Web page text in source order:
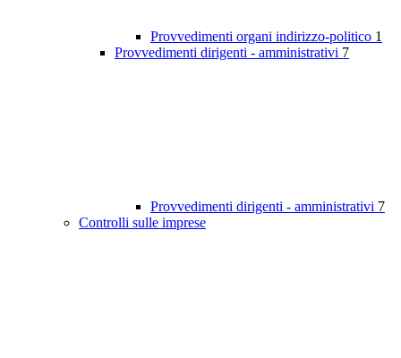
Provvedimenti organi indirizzo-politico 1
Provvedimenti dirigenti - amministrativi 7
Provvedimenti dirigenti - amministrativi 7
Controlli sulle imprese